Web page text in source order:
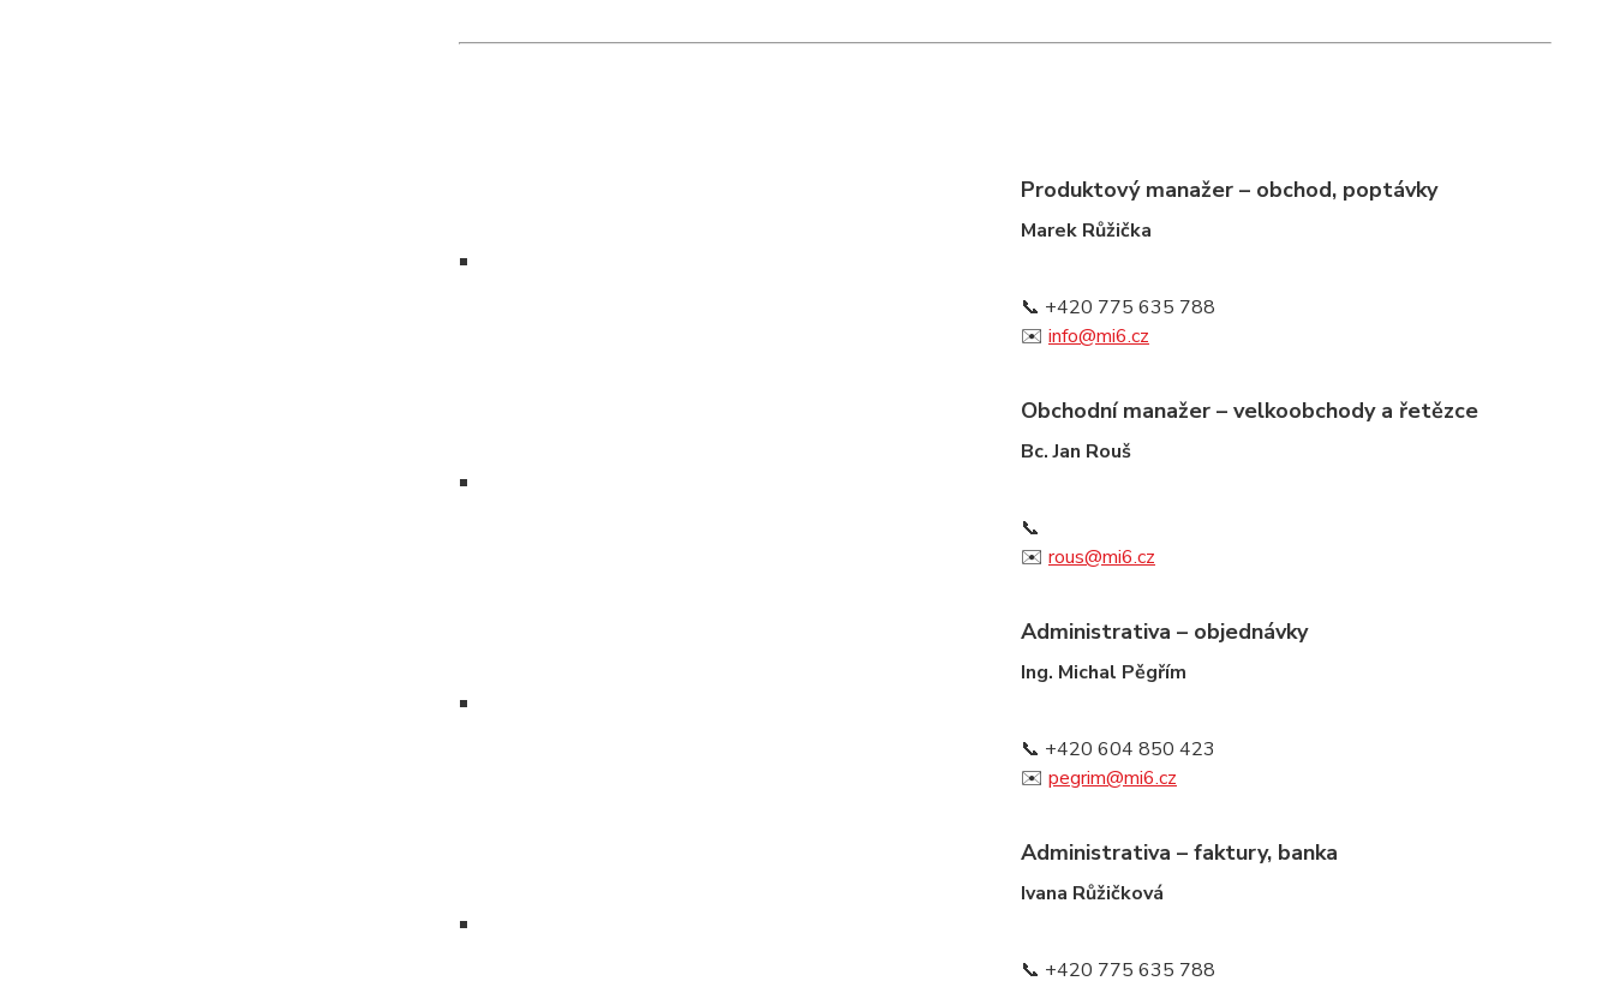
Produktový manažer – obchod, poptávky
Marek Růžička
📞 +420 775 635 788
✉️ info@mi6.cz
Obchodní manažer – velkoobchody a řetězce
Bc. Jan Rouš
📞
✉️ rous@mi6.cz
Administrativa – objednávky
Ing. Michal Pěgřím
📞 +420 604 850 423
✉️ pegrim@mi6.cz
Administrativa – faktury, banka
Ivana Růžičková
📞 +420 775 635 788